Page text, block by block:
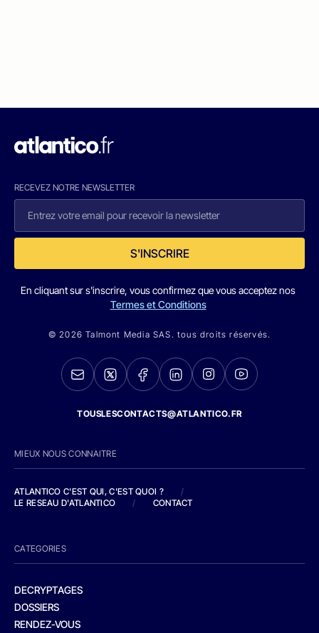
RECEVEZ NOTRE NEWSLETTER
S'INSCRIRE
En cliquant sur s'inscrire, vous confirmez que vous acceptez nos
Termes et Conditions
© 2026 Talmont Media SAS. tous droits réservés.
TOUSLESCONTACTS@ATLANTICO.FR
MIEUX NOUS CONNAITRE
ATLANTICO C'EST QUI, C'EST QUOI ?
/
LE RESEAU D'ATLANTICO
/ CONTACT
CATEGORIES
DECRYPTAGES
DOSSIERS
RENDEZ-VOUS